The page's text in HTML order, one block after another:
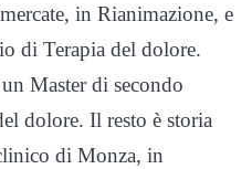
in Rianimazione, e
di Terapia del dolore.
Master di secondo
dolore. Il resto è storia
di Monza, in